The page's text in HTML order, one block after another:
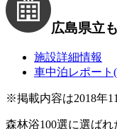
広島県立
施設詳細情報
車中泊レポート
※掲載内容は2018年
森林浴100選に選ば